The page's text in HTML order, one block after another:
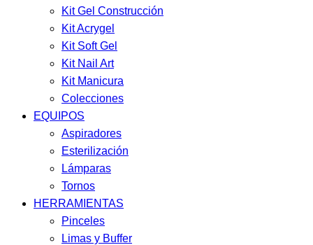
Kit Gel Construcción
Kit Acrygel
Kit Soft Gel
Kit Nail Art
Kit Manicura
Colecciones
EQUIPOS
Aspiradores
Esterilización
Lámparas
Tornos
HERRAMIENTAS
Pinceles
Limas y Buffer